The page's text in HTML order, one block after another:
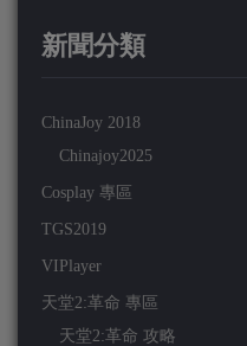
新聞分類
ChinaJoy 2018
Chinajoy2025
Cosplay 專區
TGS2019
VIPlayer
天堂2:革命 專區
天堂2:革命 攻略